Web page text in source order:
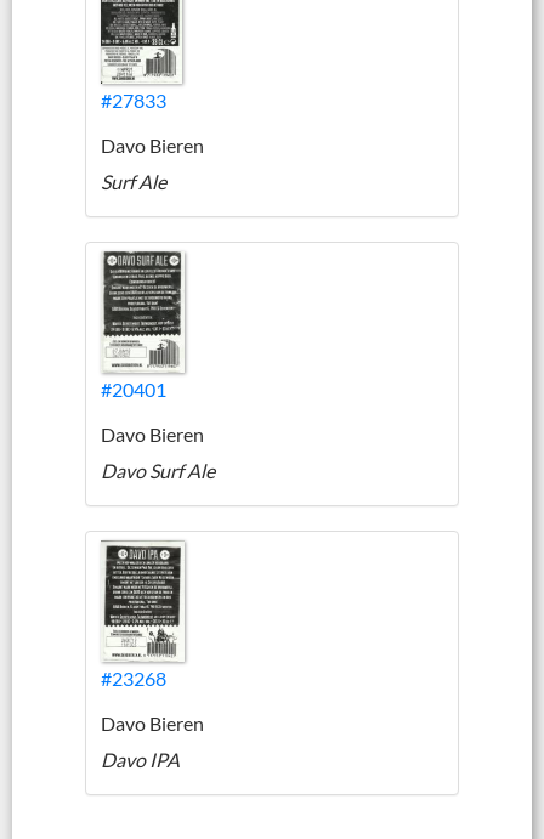
#27833
Davo Bieren
Surf Ale
#20401
Davo Bieren
Davo Surf Ale
#23268
Davo Bieren
Davo IPA